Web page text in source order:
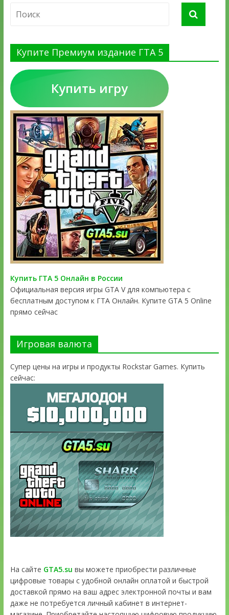
Купите Премиум издание ГТА 5
Купить игру
Купить ГТА 5 Онлайн в России
Официальная версия игры GTA V для компьютера с
бесплатным доступом к ГТА Онлайн. Купите GTA 5 Online
прямо сейчас
Игровая валюта
Супер цены на игры и продукты Rockstar Games. Купить
сейчас:
На сайте GTA5.su вы можете приобрести различные
цифровые товары с удобной онлайн оплатой и быстрой
доставкой прямо на ваш адрес электронной почты и вам
даже не потребуется личный кабинет в интернет-